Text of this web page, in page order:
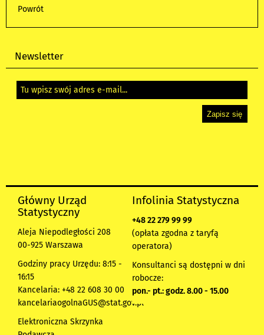
Powrót
Newsletter
Główny Urząd
Statystyczny
Aleja Niepodległości 208
00-925 Warszawa
Godziny pracy Urzędu: 8:15 -
16:15
Kancelaria: +48 22 608 30 00
kancelariaogolnaGUS@stat.gov.pl
Elektroniczna Skrzynka
Infolinia Statystyczna
+48 22 279 99 99
(opłata zgodna z taryfą
operatora)
Konsultanci są dostępni w dni
robocze:
pon.- pt.: godz. 8.00 - 15.00